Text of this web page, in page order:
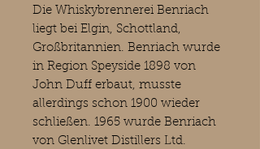
Die Whiskybrennerei Benriach
liegt bei Elgin, Schottland,
Großbritannien. Benriach wurde
in Region Speyside 1898 von
John Duff erbaut, musste
allerdings schon 1900 wieder
schließen. 1965 wurde Benriach
von Glenlivet Distillers Ltd.